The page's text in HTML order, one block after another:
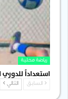
رياضة محلية
استعداداً للدوري
السابق التالي